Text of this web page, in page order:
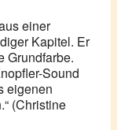
einer
Kapitel. Er
Grundfarbe.
Sound
eigenen
(Christine